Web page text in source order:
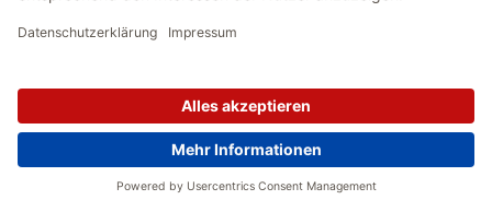
IMPRESSUM